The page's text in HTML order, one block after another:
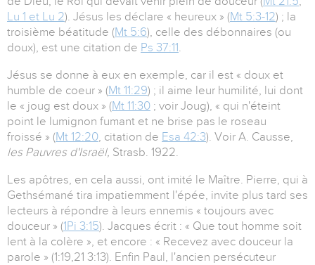
Lu 1 et Lu 2). Jésus les déclare « heureux » (Mt 5:3-12) ; la
troisième béatitude (Mt 5:6), celle des débonnaires (ou
doux), est une citation de Ps 37:11.
Jésus se donne à eux en exemple, car il est « doux et
humble de coeur » (Mt 11:29) ; il aime leur humilité, lui dont
le « joug est doux » (Mt 11:30 ; voir Joug), « qui n'éteint
point le lumignon fumant et ne brise pas le roseau
froissé » (Mt 12:20, citation de Esa 42:3). Voir A. Causse,
les Pauvres d'Israël, Strasb. 1922.
Les apôtres, en cela aussi, ont imité le Maître. Pierre, qui à
Gethsémané tira impatiemment l'épée, invite plus tard ses
lecteurs à répondre à leurs ennemis « toujours avec
douceur » (1Pi 3:15). Jacques écrit : « Que tout homme soit
lent à la colère », et encore : « Recevez avec douceur la
parole » (1:19,21 3:13). Enfin Paul, l'ancien persécuteur